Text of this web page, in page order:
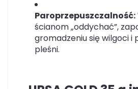
Paroprzepuszczalność:
ścianom „oddychać”,
gromadzeniu się wilgoci i
pleśni.